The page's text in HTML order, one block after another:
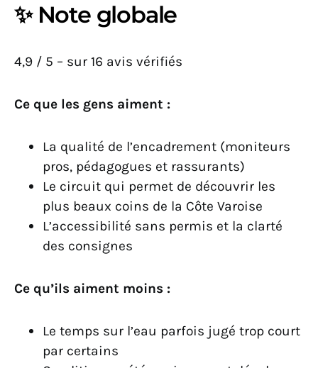
✨ Note globale
4,9 / 5 – sur 16 avis vérifiés
Ce que les gens aiment :
La qualité de l’encadrement (moniteurs
pros, pédagogues et rassurants)
Le circuit qui permet de découvrir les
plus beaux coins de la Côte Varoise
L’accessibilité sans permis et la clarté
des consignes
Ce qu’ils aiment moins :
Le temps sur l’eau parfois jugé trop court
par certains